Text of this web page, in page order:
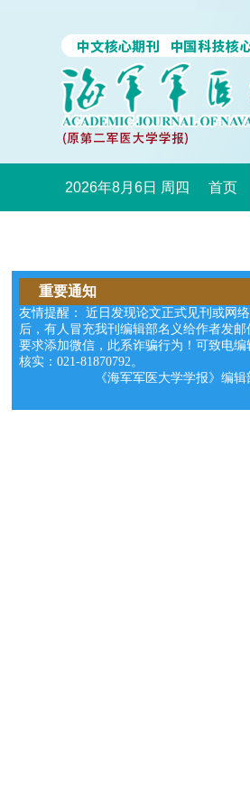
2026年8月6日 周四 首页
请在右边的输入
重要通知
友情提醒： 近日发现论文正式见刊或网
后，有人冒充我刊编辑部名义给作者发邮
要求添加微信，此系诈骗行为！可致电编
核实：021-81870792。
《海军军医大学学报》编辑